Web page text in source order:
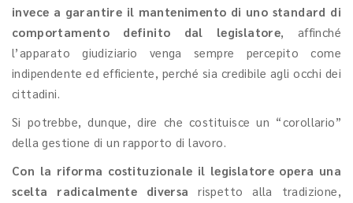
invece a garantire il mantenimento di uno standard di
comportamento definito dal legislatore, affinché
l’apparato giudiziario venga sempre percepito come
indipendente ed efficiente, perché sia credibile agli occhi dei
cittadini.
Si potrebbe, dunque, dire che costituisce un “corollario”
della gestione di un rapporto di lavoro.
Con la riforma costituzionale il legislatore opera una
scelta radicalmente diversa rispetto alla tradizione,